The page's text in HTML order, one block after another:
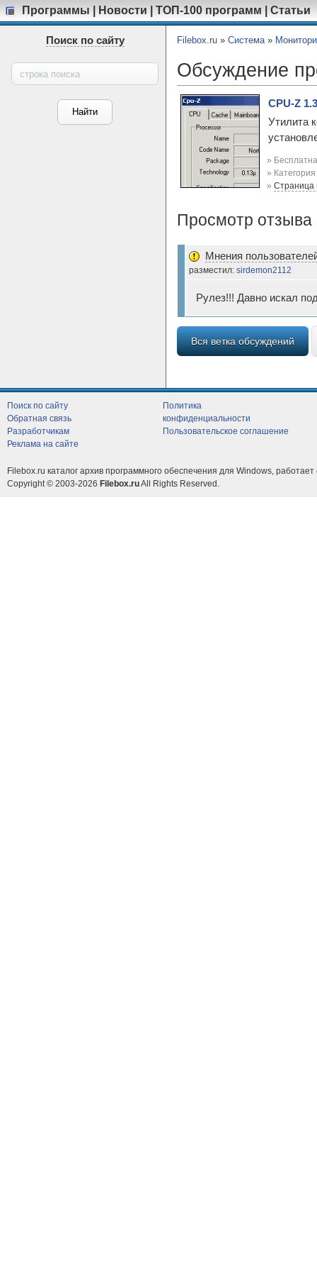
Программы Новости ТОП-100 программ Статьи
Поиск по сайту Filebox.ru » Система»
Обсуждение
CPU-Z
Утилита
»
» Категория
» Страница
Просмотр отзыва
Мнения
разместил: sirdemon2112
Рулез!!! Давно искал
Вся ветка обсуждений
Поиск по сайту
Обратная связь
Разработчикам
Реклама на сайте
Политика
конфиденциальности
Пользовательское соглашение
Filebox.ru каталог архив программного обеспечения для Windows, работает
Copyright © 2003-2026 Filebox.ruAll Rights Reserved.